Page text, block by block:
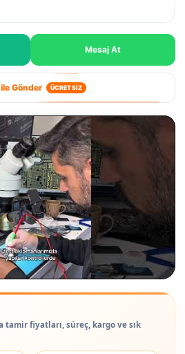
Mesaj At
Gönder ÜCRETSİZ
tamir fiyatları, süreç, kargo ve sık